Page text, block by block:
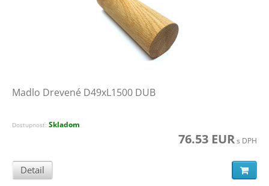
Madlo Drevené D49xL1500 DUB
Dostupnosť: Skladom
76.53 EURs DPH
Detail